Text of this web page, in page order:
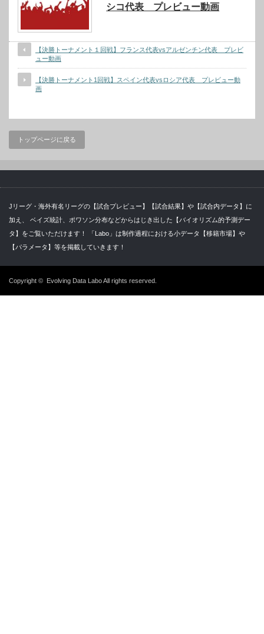
シコ代表 プレビュー動画
【決勝トーナメント１回戦】フランス代表vsアルゼンチン代表 プレビ
ュー動画
【決勝トーナメント1回戦】スペイン代表vsロシア代表 プレビュー動
画
トップページに戻る
Jリーグ・海外有名リーグの【試合プレビュー】【試合結果】や【試合内データ】に
加え、 ベイズ統計、ポワソン分布などからはじき出した【バイオリズム的予測デー
タ】をご覧いただけます！ 「Labo」は制作過程における小データ【移籍市場】や
【パラメータ】等を掲載していきます！
Copyright © Evolving Data LaboAll rights reserved.